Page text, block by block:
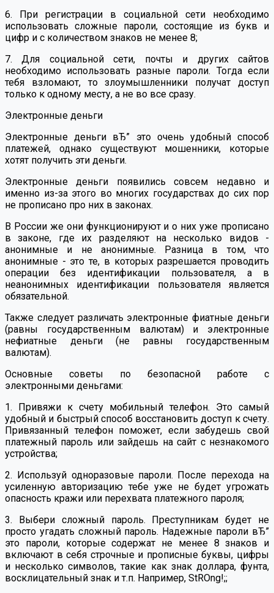
6. При регистрации в социальной сети необходимо
использовать сложные пароли, состоящие из букв и
цифр и с количеством знаков не менее 8;
7. Для социальной сети, почты и других сайтов
необходимо использовать разные пароли. Тогда если
тебя взломают, то злоумышленники получат доступ
только к одному месту, а не во все сразу.
Электронные деньги
Электронные деньги вЂ” это очень удобный способ
платежей, однако существуют мошенники, которые
хотят получить эти деньги.
Электронные деньги появились совсем недавно и
именно из-за этого во многих государствах до сих пор
не прописано про них в законах.
В России же они функционируют и о них уже прописано
в законе, где их разделяют на несколько видов -
анонимные и не анонимные. Разница в том, что
анонимные - это те, в которых разрешается проводить
операции без идентификации пользователя, а в
неанонимных идентификации пользователя является
обязательной.
Также следует различать электронные фиатные деньги
(равны государственным валютам) и электронные
нефиатные деньги (не равны государственным
валютам).
Основные советы по безопасной работе с
электронными деньгами:
1. Привяжи к счету мобильный телефон. Это самый
удобный и быстрый способ восстановить доступ к счету.
Привязанный телефон поможет, если забудешь свой
платежный пароль или зайдешь на сайт с незнакомого
устройства;
2. Используй одноразовые пароли. После перехода на
усиленную авторизацию тебе уже не будет угрожать
опасность кражи или перехвата платежного пароля;
3. Выбери сложный пароль. Преступникам будет не
просто угадать сложный пароль. Надежные пароли вЂ”
это пароли, которые содержат не менее 8 знаков и
включают в себя строчные и прописные буквы, цифры
и несколько символов, такие как знак доллара, фунта,
восклицательный знак и т.п. Например, StROng!;;